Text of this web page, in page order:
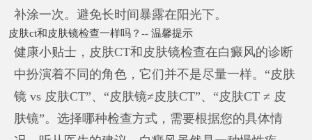
补涂一次。避免长时间暴露在阳光下。
皮肤ct和皮肤镜检查一样吗？-- 温馨提示
健康小贴士，皮肤CT和皮肤镜检查在白癜风的诊断
中扮演着不同的角色，它们并不是尽量一样。“皮肤
镜 vs 皮肤CT”、“皮肤镜≠皮肤CT”、“皮肤CT ≠ 皮
肤镜”。选择哪种检查方式，需要根据您的具体情